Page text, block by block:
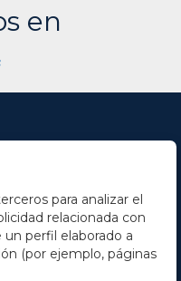
416172-6 parece
del colofón y
azañas de Álvaro de
capitaneó las naves
la isla Tercera, en el
en
para analizar el
relacionada con
perfil elaborado a
(por ejemplo, páginas